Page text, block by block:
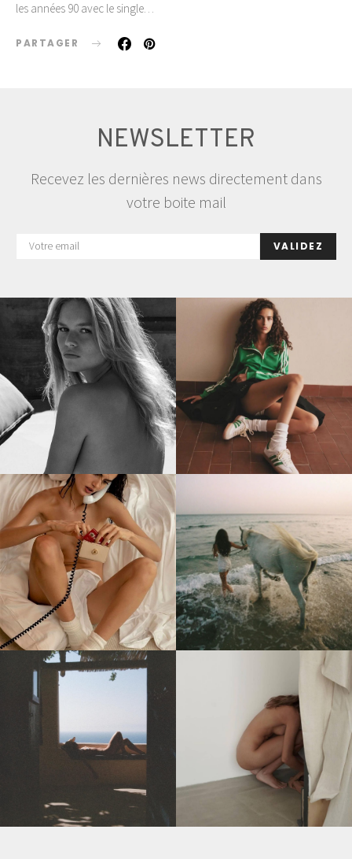
les années 90 avec le single…
PARTAGER
NEWSLETTER
Recevez les dernières news directement dans
votre boite mail
VALIDEZ